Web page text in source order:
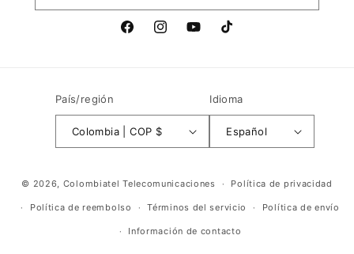
FacebookInstagramYouTubeTikTok
País/región
Colombia | COP $
Idioma
Español
de
pago
© 2026, Colombiatel Telecomunicaciones Política de privacidad
Política de reembolso Términos del servicio Política de envío
Información de contacto